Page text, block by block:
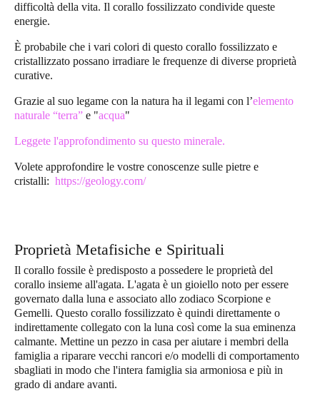
difficoltà della vita. Il corallo fossilizzato condivide queste
energie.
È probabile che i vari colori di questo corallo fossilizzato e
cristallizzato possano irradiare le frequenze di diverse proprietà
curative.
Grazie al suo legame con la natura ha il legami con l’elemento
naturale “terra” e "acqua"
Leggete l'approfondimento su questo minerale.
Volete approfondire le vostre conoscenze sulle pietre e
cristalli: https://geology.com/
Proprietà Metafisiche e Spirituali
Il corallo fossile è predisposto a possedere le proprietà del
corallo insieme all'agata. L'agata è un gioiello noto per essere
governato dalla luna e associato allo zodiaco Scorpione e
Gemelli. Questo corallo fossilizzato è quindi direttamente o
indirettamente collegato con la luna così come la sua eminenza
calmante. Mettine un pezzo in casa per aiutare i membri della
famiglia a riparare vecchi rancori e/o modelli di comportamento
sbagliati in modo che l'intera famiglia sia armoniosa e più in
grado di andare avanti.